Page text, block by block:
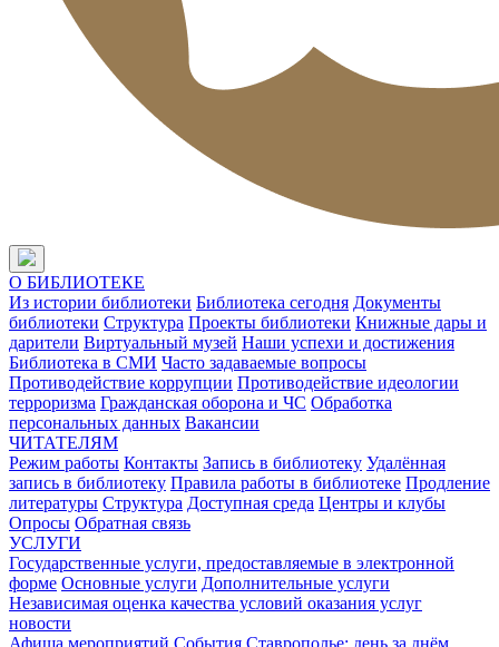
О БИБЛИОТЕКЕ
Из истории библиотеки Библиотека сегодня Документы
библиотеки Структура Проекты библиотеки Книжные дары и
дарители Виртуальный музей Наши успехи и достижения
Библиотека в СМИ Часто задаваемые вопросы
Противодействие коррупции Противодействие идеологии
терроризма Гражданская оборона и ЧС Обработка
персональных данных Вакансии
ЧИТАТЕЛЯМ
Режим работы Контакты Запись в библиотеку Удалённая
запись в библиотеку Правила работы в библиотеке Продление
литературы Структура Доступная среда Центры и клубы
Опросы Обратная связь
УСЛУГИ
Государственные услуги, предоставляемые в электронной
форме Основные услуги Дополнительные услуги
Независимая оценка качества условий оказания услуг
новости
Афиша мероприятий События Ставрополье: день за днём